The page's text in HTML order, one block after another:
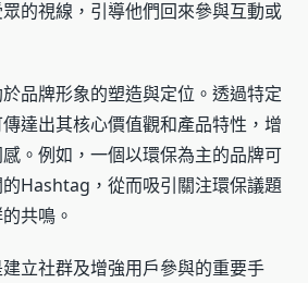
的視線，引導他們回來參與互動或
品牌形象的塑造與定位。透過特定
達出其核心價值觀和產品特性，增
。例如，一個以環保為主的品牌可
Hashtag，從而吸引關注環保議題
共鳴。
立社群及增強用戶參與的重要手